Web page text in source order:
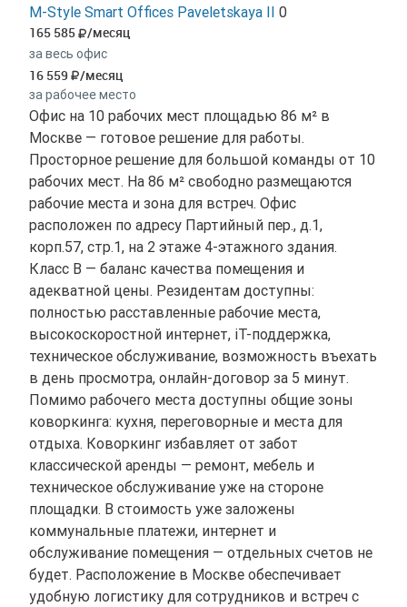
M-Style Smart Offices Paveletskaya II 0
165 585 /месяц
за весь офис
16 559 /месяц
за рабочее место
Офис на 10 рабочих мест площадью 86 м² в
Москве — готовое решение для работы.
Просторное решение для большой команды от 10
рабочих мест. На 86 м² свободно размещаются
рабочие места и зона для встреч. Офис
расположен по адресу Партийный пер., д.1,
корп.57, стр.1, на 2 этаже 4-этажного здания.
Класс B — баланс качества помещения и
адекватной цены. Резидентам доступны:
полностью расставленные рабочие места,
высокоскоростной интернет, іТ-поддержка,
техническое обслуживание, возможность въехать
в день просмотра, онлайн-договор за 5 минут.
Помимо рабочего места доступны общие зоны
коворкинга: кухня, переговорные и места для
отдыха. Коворкинг избавляет от забот
классической аренды — ремонт, мебель и
техническое обслуживание уже на стороне
площадки. В стоимость уже заложены
коммунальные платежи, интернет и
обслуживание помещения — отдельных счетов не
будет. Расположение в Москве обеспечивает
удобную логистику для сотрудников и встреч с